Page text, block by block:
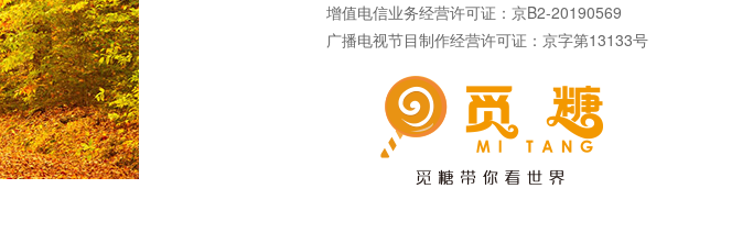
增值电信业务经营许可证：京B2-20190569
广播电视节目制作经营许可证：京字第13133号